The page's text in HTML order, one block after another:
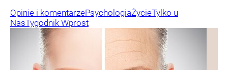
Opinie i komentarzePsychologiaŻycieTylko u
NasTygodnik Wprost